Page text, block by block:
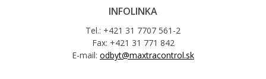
INFOLINKA
Tel.: +421 31 7707 561-2
Fax: +421 31 771 842
E-mail: odbyt@maxtracontrol.sk